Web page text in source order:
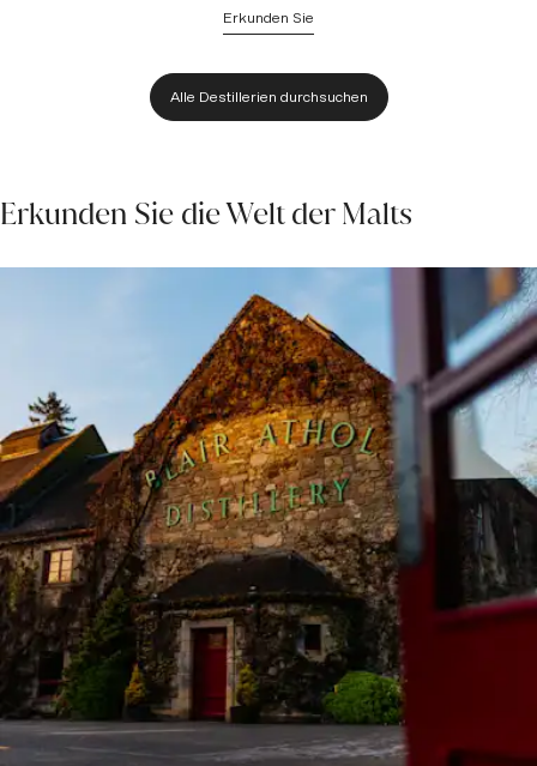
Erkunden Sie
Alle Destillerien durchsuchen
Erkunden Sie die Welt der Malts